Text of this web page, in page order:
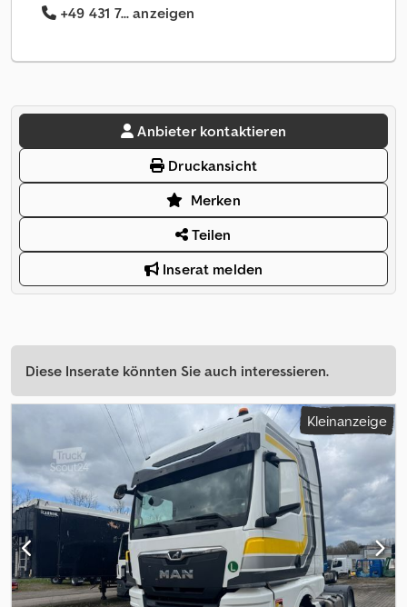
+49 431 7... anzeigen
Anbieter kontaktieren
Druckansicht
Merken
Teilen
Inserat melden
Diese Inserate könnten Sie auch interessieren.
Kleinanzeige